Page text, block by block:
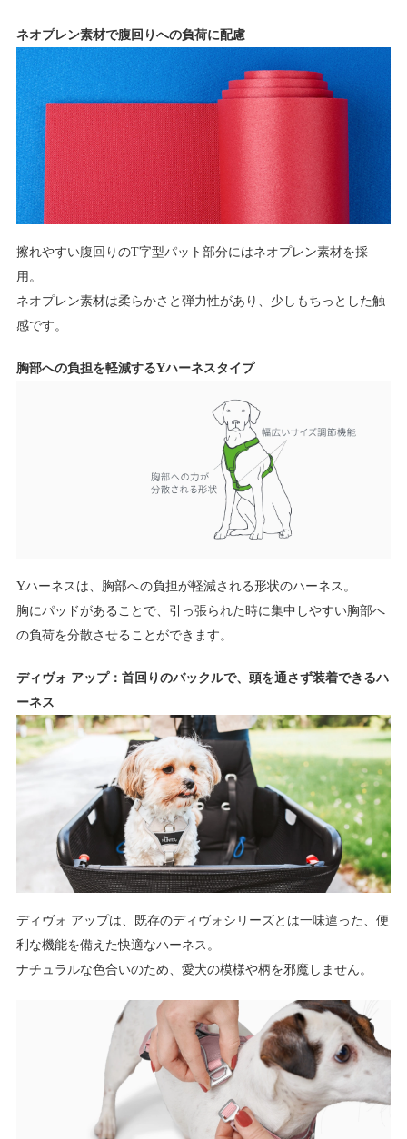
ネオプレン素材で腹回りへの負荷に配慮
擦れやすい腹回りのT字型パット部分にはネオプレン素材を採
用。
ネオプレン素材は柔らかさと弾力性があり、少しもちっとした触
感です。
胸部への負担を軽減するYハーネスタイプ
Yハーネスは、胸部への負担が軽減される形状のハーネス。
胸にパッドがあることで、引っ張られた時に集中しやすい胸部へ
の負荷を分散させることができます。
ディヴォ アップ：首回りのバックルで、頭を通さず装着できるハ
ーネス
ディヴォ アップは、既存のディヴォシリーズとは一味違った、便
利な機能を備えた快適なハーネス。
ナチュラルな色合いのため、愛犬の模様や柄を邪魔しません。